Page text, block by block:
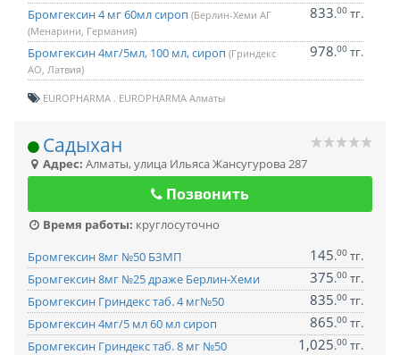
Бромгексин 4 мг 60мл сироп (Берлин-Хеми АГ
(Менарини, Германия)
833.00 тг.
Бромгексин 4мг/5мл, 100 мл, сироп (Гриндекс
АО, Латвия)
978.00 тг.
EUROPHARMA EUROPHARMA Алматы
Садыхан
Адрес: Алматы,улица Ильяса Жансугурова 287
Позвонить
Время работы: круглосуточно
Бромгексин 8мг №50 БЗМП
145.00 тг.
Бромгексин 8мг №25 драже Берлин-Хеми
375.00 тг.
Бромгексин Гриндекс таб. 4 мг№50
835.00 тг.
Бромгексин 4мг/5 мл 60 мл сироп
865.00 тг.
Бромгексин Гриндекс таб. 8 мг №50
1,025.00 тг.